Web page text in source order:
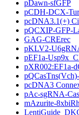
pDawn-sfGFP
pCDH-DCX-
pcDNA3.1(+)
pQCXIP-GFP-
GAG-CRErec
pKLV2-
pEF1a-
pXR002:EF1a-
pcDNA3
pAc-sgRNA-
mAzurite-